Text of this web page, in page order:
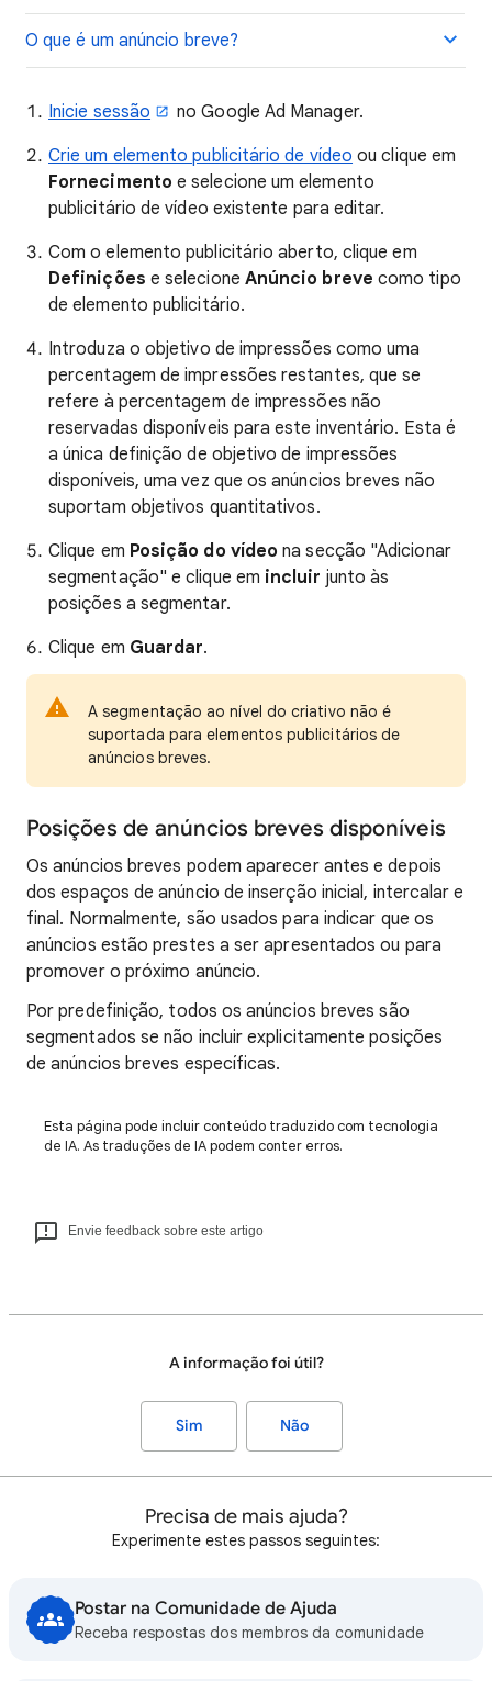
O que é um anúncio breve?
Inicie sessão
no Google Ad Manager.
Crie um elemento publicitário de vídeo ou clique em
Fornecimento e selecione um elemento
publicitário de vídeo existente para editar.
Com o elemento publicitário aberto, clique em
Definições e selecione Anúncio breve como tipo
de elemento publicitário.
Introduza o objetivo de impressões como uma
percentagem de impressões restantes, que se
refere à percentagem de impressões não
reservadas disponíveis para este inventário. Esta é
a única definição de objetivo de impressões
disponíveis, uma vez que os anúncios breves não
suportam objetivos quantitativos.
Clique em Posição do vídeona secção "Adicionar
segmentação" e clique em incluir junto às
posições a segmentar.
Clique em Guardar.
A segmentação ao nível do criativo não é
suportada para elementos publicitários de
anúncios breves.
Posições de anúncios breves disponíveis
Os anúncios breves podem aparecer antes e depois
dos espaços de anúncio de inserção inicial, intercalar e
final. Normalmente, são usados para indicar que os
anúncios estão prestes a ser apresentados ou para
promover o próximo anúncio.
Por predefinição, todos os anúncios breves são
segmentados se não incluir explicitamente posições
de anúncios breves específicas.
Esta página pode incluir conteúdo traduzido com tecnologia
de IA. As traduções de IA podem conter erros.
Envie feedback sobre este artigo
A informação foi útil?
Sim Não
Precisa de mais ajuda?
Experimente estes passos seguintes:
Postar na Comunidade de Ajuda
Receba respostas dos membros da comunidade